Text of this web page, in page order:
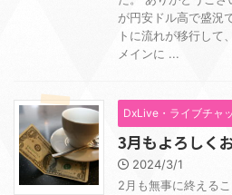
が円安ドル高で盛況
トに流れが移行して
メインに ...
DxLive・ライブチャ
3月もよろしく
2024/3/1
2月も無事に終える